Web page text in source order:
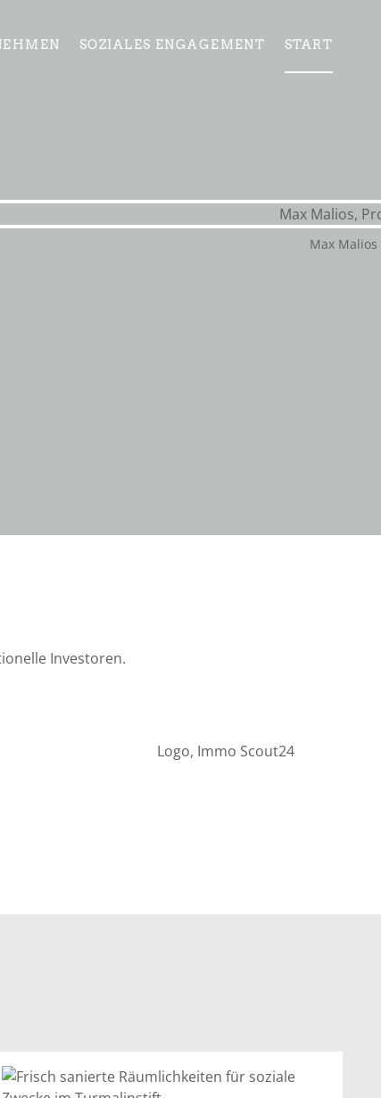
SOZIALES ENGAGEMENT START
Max Malios
Investoren.